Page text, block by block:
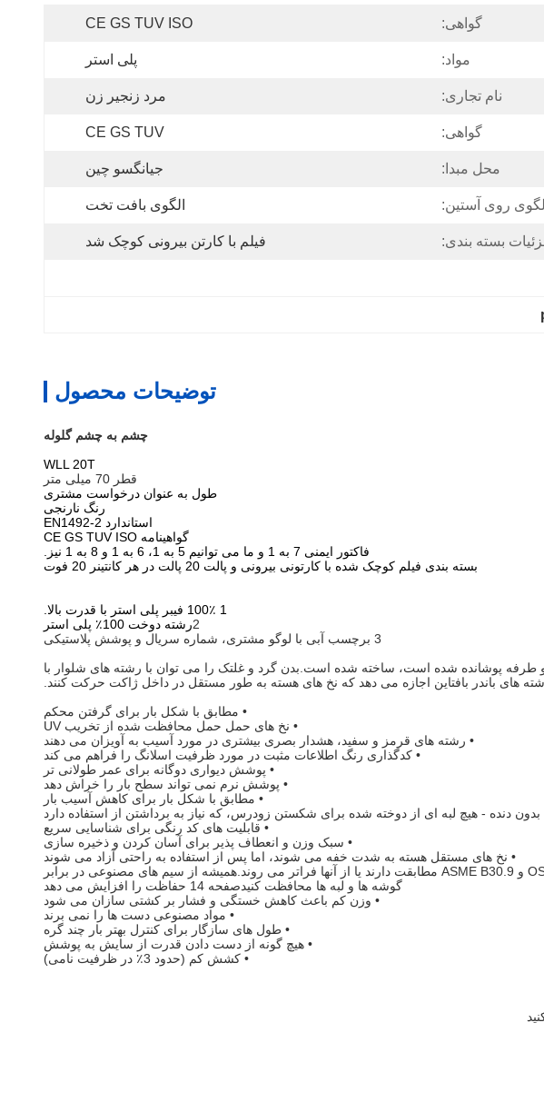
گواهی: CE GS TUV ISO
مواد: پلی استر
نام تجاری: مرد زنجیر زن
گواهی: CE GS TUV
محل مبدا: جیانگسو چین
الگوی روی آستین: الگوی بافت تخت
بسته بندی: فیلم با کارتن بیرونی کوچک شد
توضیحات محصول
چشم به چشم گلوله
WLL 20T
قطر 70 میلی متر
طول به عنوان درخواست مشتری
رنگ نارنجی
استاندارد EN1492-2
گواهینامه CE GS TUV ISO
فاکتور ایمنی 7 به 1 و ما می توانیم 5 به 1، 6 به 1 و 8 به 1 نیز.
بسته بندی فیلم کوچک شده با کارتونی بیرونی و پالت 20 پالت در هر کانتینر 20 فوت
1 100٪ فیبر پلی استر با قدرت بالا.
2رشته دوخت 100٪ پلی استر
3 برچسب آبی با لوگو مشتری، شماره سریال و پوشش پلاستیکی
طرفه پوشانده شده است، ساخته شده است.بدن گرد و غلتک را می توان با رشته های شلوار با
های باندر بافتاین اجازه می دهد که نخ های هسته به طور مستقل در داخل ژاکت حرکت کنند.
• مطابق با شکل بار برای گرفتن محکم
• نخ های حمل حمل محافظت شده از تخریب UV
• رشته های قرمز و سفید، هشدار بصری بیشتری در مورد آسیب به آویزان می دهند
• کدگذاری رنگ اطلاعات مثبت در مورد ظرفیت اسلانگ را فراهم می کند
• پوشش دیواری دوگانه برای عمر طولانی تر
• پوشش نرم نمی تواند سطح بار را خراش دهد
• مطابق با شکل بار برای کاهش آسیب بار
بدون دنده - هیچ لبه ای از دوخته شده برای شکستن زودرس، که نیاز به برداشتن از استفاده دارد
• قابلیت های کد رنگی برای شناسایی سریع
• سبک وزن و انعطاف پذیر برای آسان کردن و ذخیره سازی
• نخ های مستقل هسته به شدت خفه می شوند، اما پس از استفاده به راحتی آزاد می شوند
• آسان برای حمل - مقاومت بالا به وزن نسبت برای حمل آسان تمام لیفت-همه اسلینگ ها با استانداردها و مقررات OSHA و ASME B30.9 مطابقت دارند یا از آنها فراتر می روند.همیشه از سیم های مصنوعی در برابر
گوشه ها و لبه ها محافظت کنیدصفحه 14 حفاظت را افزایش می دهد
• وزن کم باعث کاهش خستگی و فشار بر کشتی سازان می شود
• مواد مصنوعی دست ها را نمی برند
• طول های سازگار برای کنترل بهتر بار چند گره
• هیچ گونه از دست دادن قدرت از سایش به پوشش
• کشش کم (حدود 3٪ در ظرفیت نامی)